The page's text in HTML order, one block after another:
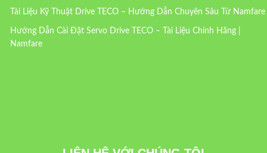
Tài Liệu Kỹ Thuật Drive TECO – Hướng Dẫn Chuyên Sâu Từ Namfare
Hướng Dẫn Cài Đặt Servo Drive TECO – Tài Liệu Chính Hãng |
Namfare